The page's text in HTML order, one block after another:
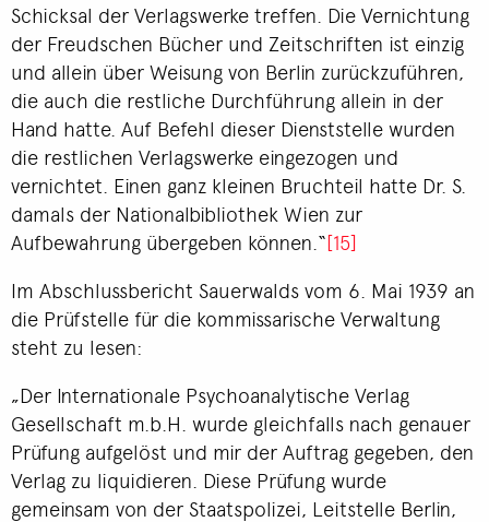
Schicksal der Verlagswerke treffen. Die Vernichtung
der Freudschen Bücher und Zeitschriften ist einzig
und allein über Weisung von Berlin zurückzuführen,
die auch die restliche Durchführung allein in der
Hand hatte. Auf Befehl dieser Dienststelle wurden
die restlichen Verlagswerke eingezogen und
vernichtet. Einen ganz kleinen Bruchteil hatte Dr. S.
damals der Nationalbibliothek Wien zur
Aufbewahrung übergeben können.“[15]
Im Abschlussbericht Sauerwalds vom 6. Mai 1939 an
die Prüfstelle für die kommissarische Verwaltung
steht zu lesen:
„Der Internationale Psychoanalytische Verlag
Gesellschaft m.b.H. wurde gleichfalls nach genauer
Prüfung aufgelöst und mir der Auftrag gegeben, den
Verlag zu liquidieren. Diese Prüfung wurde
gemeinsam von der Staatspolizei, Leitstelle Berlin,